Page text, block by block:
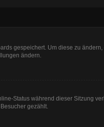
gespeichert. Um diese zu
ändern.
Status während dieser Sitzung
gezählt.